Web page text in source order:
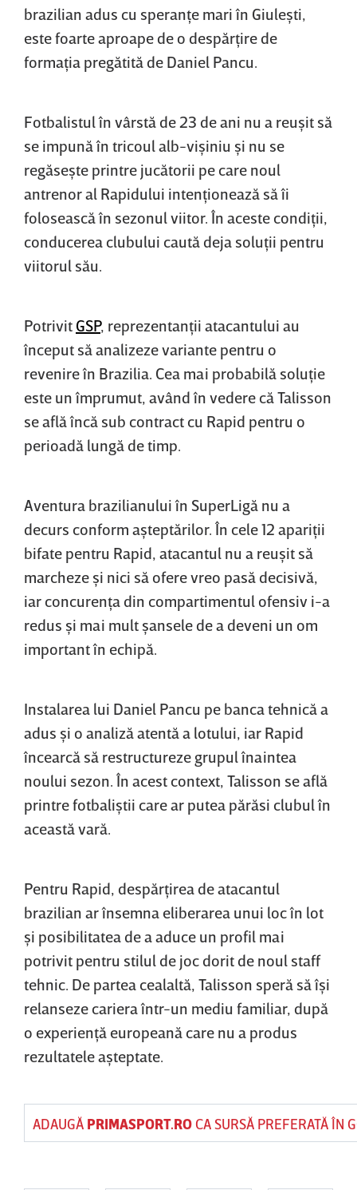
brazilian adus cu speranţe mari în Giuleşti,
este foarte aproape de o despărţire de
formaţia pregătită de Daniel Pancu.
Fotbalistul în vârstă de 23 de ani nu a reuşit să
se impună în tricoul alb-vişiniu şi nu se
regăseşte printre jucătorii pe care noul
antrenor al Rapidului intenţionează să îi
folosească în sezonul viitor. În aceste condiţii,
conducerea clubului caută deja soluţii pentru
viitorul său.
Potrivit GSP, reprezentanţii atacantului au
început să analizeze variante pentru o
revenire în Brazilia. Cea mai probabilă soluţie
este un împrumut, având în vedere că Talisson
se află încă sub contract cu Rapid pentru o
perioadă lungă de timp.
Aventura brazilianului în SuperLigă nu a
decurs conform aşteptărilor. În cele 12 apariţii
bifate pentru Rapid, atacantul nu a reuşit să
marcheze şi nici să ofere vreo pasă decisivă,
iar concurenţa din compartimentul ofensiv i-a
redus şi mai mult şansele de a deveni un om
important în echipă.
Instalarea lui Daniel Pancu pe banca tehnică a
adus şi o analiză atentă a lotului, iar Rapid
încearcă să restructureze grupul înaintea
noului sezon. În acest context, Talisson se află
printre fotbaliştii care ar putea părăsi clubul în
această vară.
Pentru Rapid, despărţirea de atacantul
brazilian ar însemna eliberarea unui loc în lot
şi posibilitatea de a aduce un profil mai
potrivit pentru stilul de joc dorit de noul staff
tehnic. De partea cealaltă, Talisson speră să îşi
relanseze cariera într-un mediu familiar, după
o experienţă europeană care nu a produs
rezultatele aşteptate.
ADAUGĂ PRIMASPORT.ROCA SURSĂ PREFERATĂ ÎN